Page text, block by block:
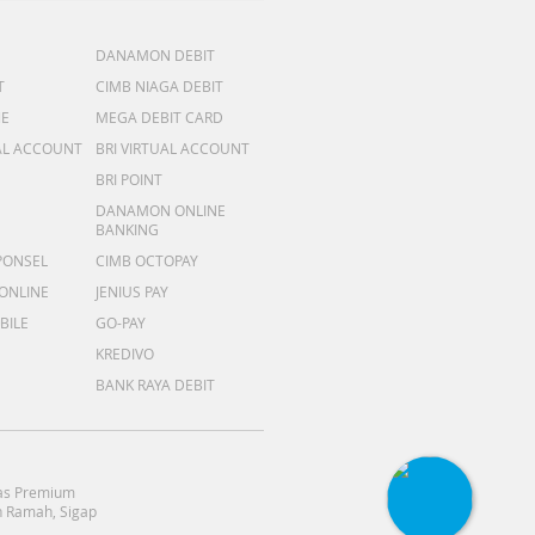
DANAMON DEBIT
CIMB NIAGA DEBIT
MEGA DEBIT CARD
ACCOUNT
BRI VIRTUAL ACCOUNT
BRI POINT
DANAMON ONLINE
BANKING
CIMB OCTOPAY
JENIUS PAY
GO-PAY
KREDIVO
BANK RAYA DEBIT
Premium
Sigap